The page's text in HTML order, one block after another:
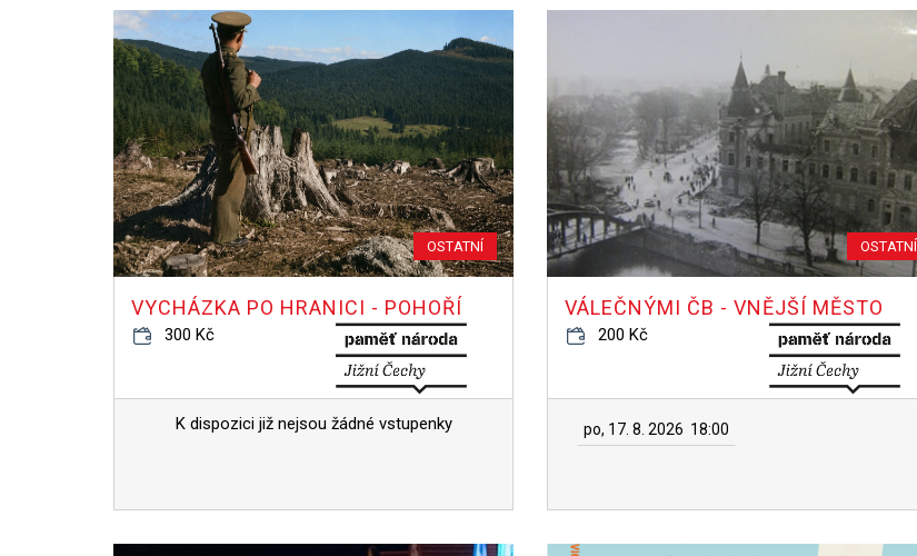
OSTATNÍ
VYCHÁZKA PO HRANICI - POHOŘÍ
300 Kč
K dispozici již nejsou žádné vstupenky
OSTATNÍ
VÁLEČNÝMI ČB - VNĚJŠÍ MĚSTO
200 Kč
po, 17. 8. 2026 18:00